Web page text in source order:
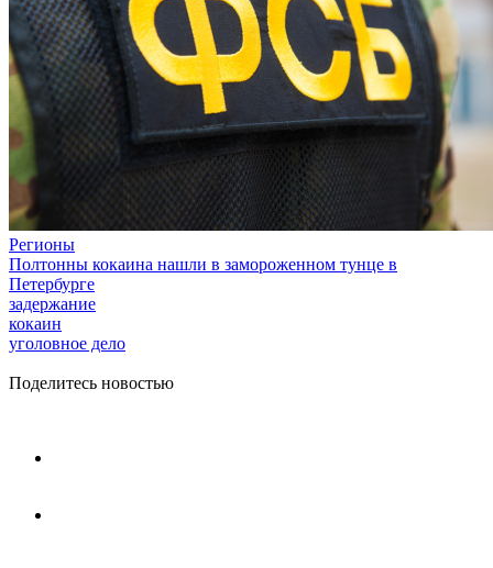
Регионы
Полтонны кокаина нашли в замороженном тунце в
Петербурге
задержание
кокаин
уголовное дело
Поделитесь новостью